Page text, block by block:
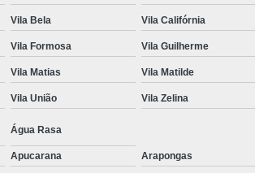
Moldadora Monobloco de
Monobloco de Mussarela
Monobloco Filadeira Queijo
Monobloco para Mussarela
Máquina Monobloco para
Vila Bela Vila Califórnia
Vila Formosa Vila Guilherme
Vila Matias Vila Matilde
Vila União Vila Zelina
Água Rasa
Apucarana Arapongas